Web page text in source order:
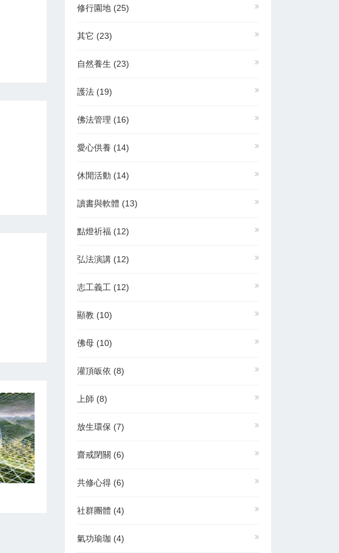
修行園地 (25)
其它 (23)
自然養生 (23)
護法 (19)
佛法管理 (16)
愛心供養 (14)
休閒活動 (14)
讀書與軟體 (13)
點燈祈福 (12)
弘法演講 (12)
志工義工 (12)
顯教 (10)
佛母 (10)
灌頂皈依 (8)
上師 (8)
放生環保 (7)
齋戒閉關 (6)
共修心得 (6)
社群團體 (4)
氣功瑜珈 (4)